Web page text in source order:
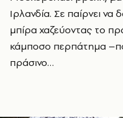
Ιρλανδία. Σε παίρνει να
μπίρα χαζεύοντας το
κάμποσο περπάτημα
πράσινο…